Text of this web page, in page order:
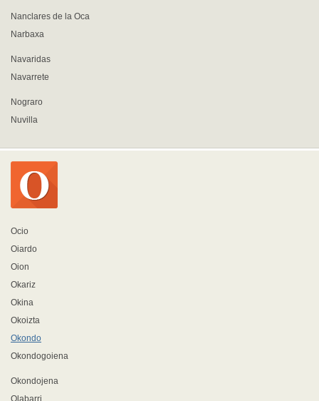
Nanclares de la Oca
Narbaxa
Navaridas
Navarrete
Nograro
Nuvilla
Ocio
Oiardo
Oion
Okariz
Okina
Okoizta
Okondo
Okondogoiena
Okondojena
Olabarri